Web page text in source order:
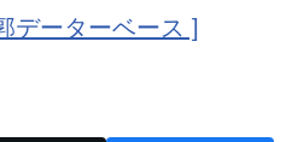
データーベース ]